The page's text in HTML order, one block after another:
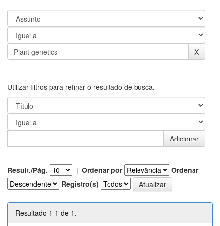
Utilizar filtros para refinar o resultado de busca.
Result./Pág. | Ordenar por
Ordenar
Registro(s)
Resultado 1-1 de 1.